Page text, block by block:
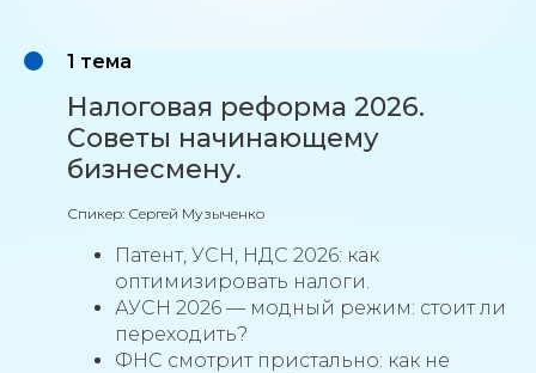
1 тема
Налоговая реформа 2026.
Советы начинающему
бизнесмену.
Спикер: Сергей Музыченко
Патент, УСН, НДС 2026: как
оптимизировать налоги.
АУСН 2026 — модный режим: стоит ли
переходить?
ФНС смотрит пристально: как не